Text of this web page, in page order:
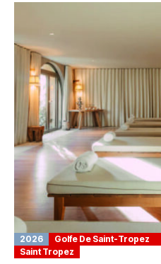
2026 Golfe De Saint-Tropez
Saint Tropez